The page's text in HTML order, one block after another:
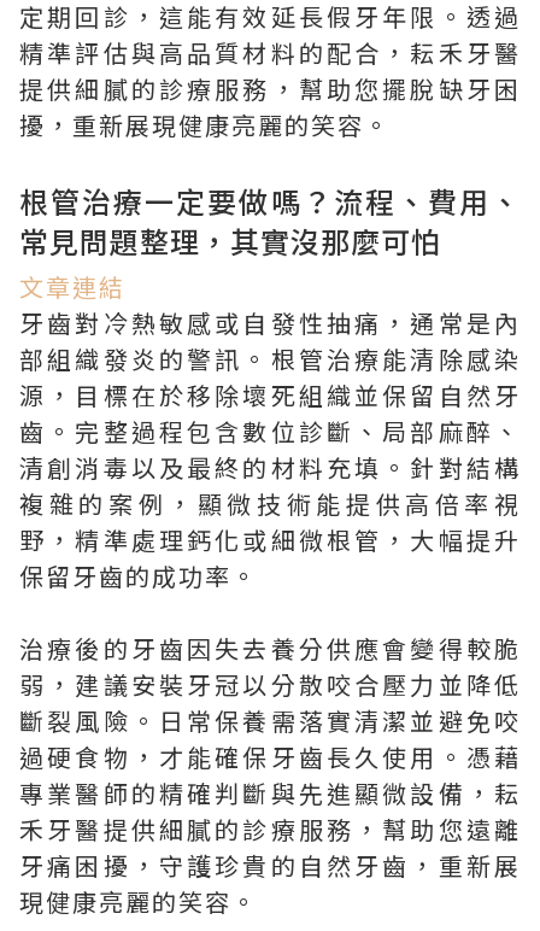
定期回診，這能有效延長假牙年限。透過
精準評估與高品質材料的配合，耘禾牙醫
提供細膩的診療服務，幫助您擺脫缺牙困
擾，重新展現健康亮麗的笑容。
根管治療一定要做嗎？流程、費用、
常見問題整理，其實沒那麼可怕
文章連結
牙齒對冷熱敏感或自發性抽痛，通常是內
部組織發炎的警訊。根管治療能清除感染
源，目標在於移除壞死組織並保留自然牙
齒。完整過程包含數位診斷、局部麻醉、
清創消毒以及最終的材料充填。針對結構
複雜的案例，顯微技術能提供高倍率視
野，精準處理鈣化或細微根管，大幅提升
保留牙齒的成功率。
治療後的牙齒因失去養分供應會變得較脆
弱，建議安裝牙冠以分散咬合壓力並降低
斷裂風險。日常保養需落實清潔並避免咬
過硬食物，才能確保牙齒長久使用。憑藉
專業醫師的精確判斷與先進顯微設備，耘
禾牙醫提供細膩的診療服務，幫助您遠離
牙痛困擾，守護珍貴的自然牙齒，重新展
現健康亮麗的笑容。